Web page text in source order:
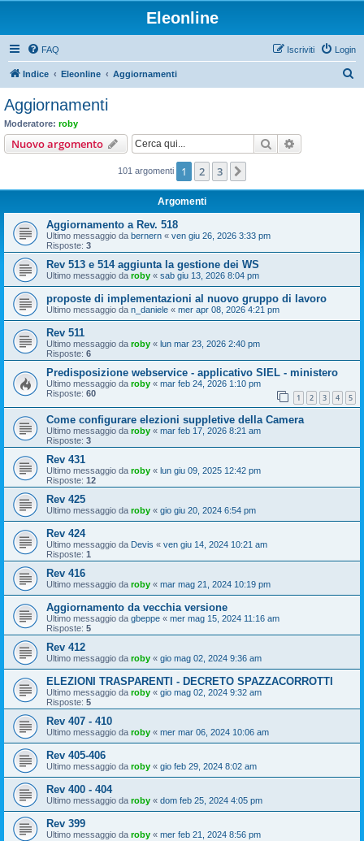
Eleonline
FAQ Login
Iscriviti
Indice Eleonline Aggiornamenti
Aggiornamenti
Moderatore: roby
Nuovo argomento Cerca
101 argomenti 1 2 3
Argomenti
Aggiornamento a Rev. 518
Ultimo messaggio da bernern « ven giu 26, 2026 3:33 pm
Risposte: 3
Rev 513 e 514 aggiunta la gestione dei WS
Ultimo messaggio da roby « sab giu 13, 2026 8:04 pm
proposte di implementazioni al nuovo gruppo di lavoro
Ultimo messaggio da n_daniele « mer apr 08, 2026 4:21 pm
Rev 511
Ultimo messaggio da roby « lun mar 23, 2026 2:40 pm
Risposte: 6
Predisposizione webservice - applicativo SIEL - ministero
Ultimo messaggio da roby « mar feb 24, 2026 1:10 pm
Risposte: 60 1 2 3 4 5
Come configurare elezioni suppletive della Camera
Ultimo messaggio da roby « mar feb 17, 2026 8:21 am
Risposte: 3
Rev 431
Ultimo messaggio da roby « lun giu 09, 2025 12:42 pm
Risposte: 12
Rev 425
Ultimo messaggio da roby « gio giu 20, 2024 6:54 pm
Rev 424
Ultimo messaggio da Devis « ven giu 14, 2024 10:21 am
Risposte: 1
Rev 416
Ultimo messaggio da roby « mar mag 21, 2024 10:19 pm
Aggiornamento da vecchia versione
Ultimo messaggio da gbeppe « mer mag 15, 2024 11:16 am
Risposte: 5
Rev 412
Ultimo messaggio da roby « gio mag 02, 2024 9:36 am
ELEZIONI TRASPARENTI - DECRETO SPAZZACORROTTI
Ultimo messaggio da roby « gio mag 02, 2024 9:32 am
Risposte: 5
Rev 407 - 410
Ultimo messaggio da roby « mer mar 06, 2024 10:06 am
Rev 405-406
Ultimo messaggio da roby « gio feb 29, 2024 8:02 am
Rev 400 - 404
Ultimo messaggio da roby « dom feb 25, 2024 4:05 pm
Rev 399
Ultimo messaggio da roby « mer feb 21, 2024 8:56 pm